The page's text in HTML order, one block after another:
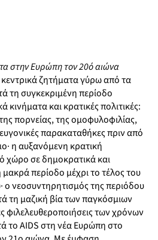
στην Ευρώπη τον 20ό αιώνα
κεντρικά ζητήματα γύρω από τα
τη συγκεκριμένη περίοδο
κινήματα και κρατικές πολιτικές:
πορνείας, της ομοφυλοφιλίας,
παρακαταθήκες πριν από
η αυξανόμενη κρατική
χώρο σε δημοκρατικά και
περίοδο μέχρι το τέλος του
νεοσυντηρητισμός της περιόδου
τη μαζική βία των παγκόσμιων
φιλελευθεροποιήσεις των χρόνων
το AIDS στη νέα Ευρώπη στο